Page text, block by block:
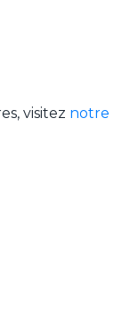
visitez notre